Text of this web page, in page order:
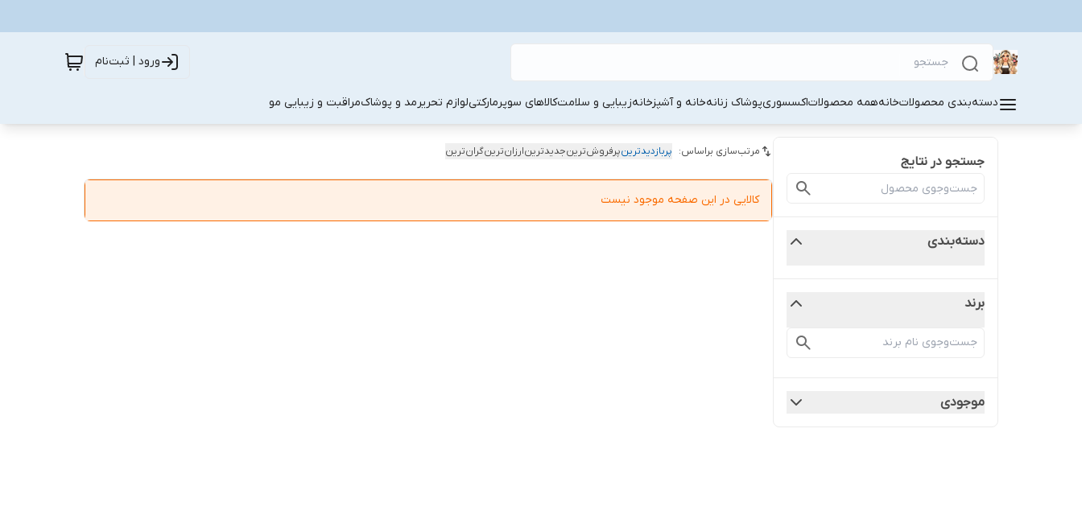
ورود | ثبت‌نام
دسته‌بندی محصولاتخانههمه محصولاتاکسسوریپوشاک زنانهخانه و آشپزخانهزیبایی و سلامتکالاهای سوپرمارکتیلوازم تحریرمد و پوشاکمراقبت و زیبایی مو
جستجو در نتایج
دسته‌بندی
برند
موجودی
مرتب‌سازی براساس: پربازدیدترینپرفروش‌ترینجدیدترینارزان‌ترینگران‌ترین
کالایی در این صفحه موجود نیست